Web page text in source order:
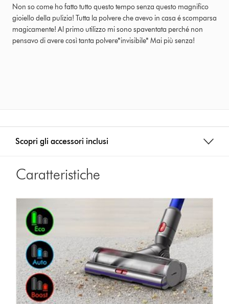
Non so come ho fatto tutto questo tempo senza questo magnifico
gioiello della pulizia! Tutta la polvere che avevo in casa é scomparsa
magicamente! Al primo utilizzo mi sono spaventata perché non
pensavo di avere così tanta polvere*invisibile* Mai più senza!
Scopri gli accessori inclusi
Caratteristiche